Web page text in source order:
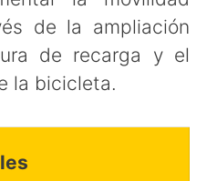
de la ampliación
de recarga y el
la bicicleta.